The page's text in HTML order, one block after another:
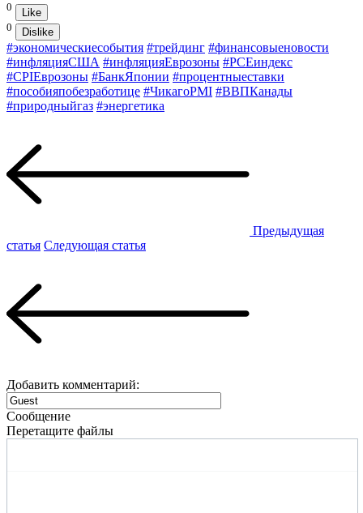
0
Like
0
Dislike
#экономическиесобытия #трейдинг #финансовыеновости
#инфляцияСША #инфляцияЕврозоны #PCEиндекс
#CPIЕврозоны #БанкЯпонии #процентныеставки
#пособияпобезработице #ЧикагоPMI #ВВПКанады
#природныйгаз #энергетика
Предыдущая
статья Следующая статья
Добавить комментарий:
Сообщение
Перетащите файлы